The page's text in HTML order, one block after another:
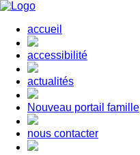
accueil
accessibilité
actualités
Nouveau portail famille
nous contacter